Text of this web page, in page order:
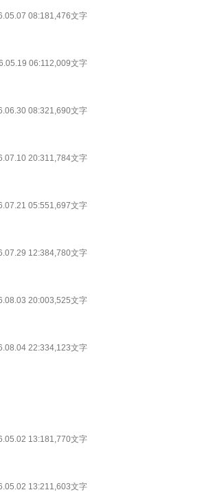
08:181,476文字
06:112,009文字
08:321,690文字
20:311,784文字
05:551,697文字
12:384,780文字
20:003,525文字
22:334,123文字
13:181,770文字
13:211,603文字